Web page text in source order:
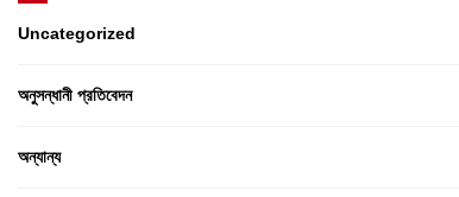
Uncategorized
অনুসন্ধানী প্রতিবেদন
অন্যান্য